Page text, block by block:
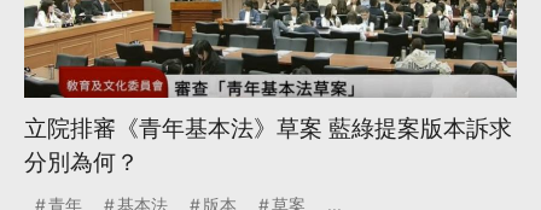
立院排審《青年基本法》草案 藍綠提案版本訴求
分別為何？
青年 基本法 版本 草案 ...